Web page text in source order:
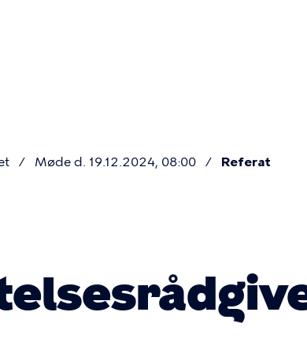
Møde d. 19.12.2024, 08:00 Referat